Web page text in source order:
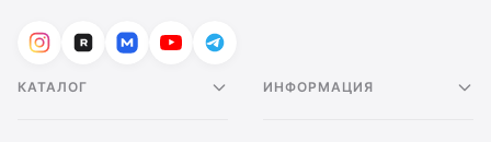
КАТАЛОГ ИНФОРМАЦИЯ